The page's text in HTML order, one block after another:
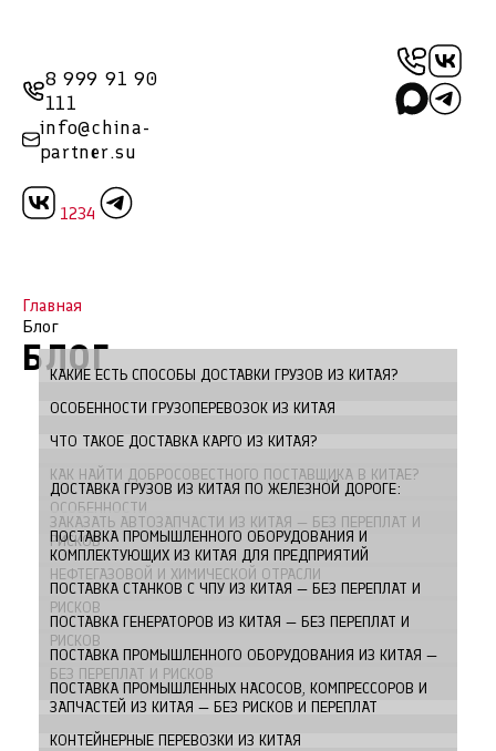
8 999 91 90
111
info@china-
partner.su
1234
Главная
Блог
БЛОГ
КАКИЕ ЕСТЬ СПОСОБЫ ДОСТАВКИ ГРУЗОВ ИЗ КИТАЯ?
ОСОБЕННОСТИ ГРУЗОПЕРЕВОЗОК ИЗ КИТАЯ
ЧТО ТАКОЕ ДОСТАВКА КАРГО ИЗ КИТАЯ?
КАК НАЙТИ ДОБРОСОВЕСТНОГО ПОСТАВЩИКА В КИТАЕ?
ДОСТАВКА ГРУЗОВ ИЗ КИТАЯ ПО ЖЕЛЕЗНОЙ ДОРОГЕ:
ОСОБЕННОСТИ
ЗАКАЗАТЬ АВТОЗАПЧАСТИ ИЗ КИТАЯ — БЕЗ ПЕРЕПЛАТ И
РИСКОВ
ПОСТАВКА ПРОМЫШЛЕННОГО ОБОРУДОВАНИЯ И
КОМПЛЕКТУЮЩИХ ИЗ КИТАЯ ДЛЯ ПРЕДПРИЯТИЙ
НЕФТЕГАЗОВОЙ И ХИМИЧЕСКОЙ ОТРАСЛИ
ПОСТАВКА СТАНКОВ С ЧПУ ИЗ КИТАЯ — БЕЗ ПЕРЕПЛАТ И
РИСКОВ
ПОСТАВКА ГЕНЕРАТОРОВ ИЗ КИТАЯ — БЕЗ ПЕРЕПЛАТ И
РИСКОВ
ПОСТАВКА ПРОМЫШЛЕННОГО ОБОРУДОВАНИЯ ИЗ КИТАЯ —
БЕЗ ПЕРЕПЛАТ И РИСКОВ
ПОСТАВКА ПРОМЫШЛЕННЫХ НАСОСОВ, КОМПРЕССОРОВ И
ЗАПЧАСТЕЙ ИЗ КИТАЯ — БЕЗ РИСКОВ И ПЕРЕПЛАТ
КОНТЕЙНЕРНЫЕ ПЕРЕВОЗКИ ИЗ КИТАЯ